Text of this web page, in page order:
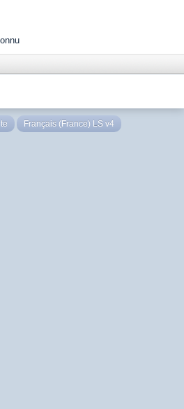
Français (France) LS v4